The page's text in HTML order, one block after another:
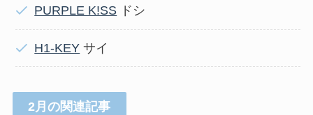
PURPLE K!SS ドシ
H1-KEY サイ
2月の関連記事